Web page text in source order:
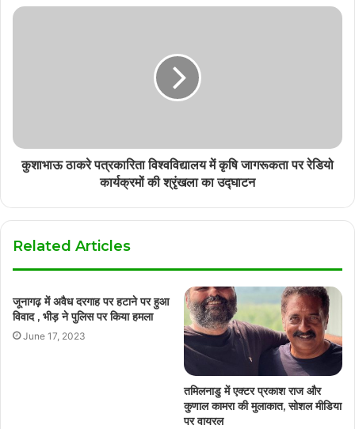
कुशाभाऊ ठाकरे पत्रकारिता विश्वविद्यालय में कृषि जागरूकता पर रेडियो
कार्यक्रमों की श्रृंखला का उद्घाटन
Related Articles
जूनागढ़ में अवैध दरगाह पर हटाने पर हुआ
विवाद , भीड़ ने पुलिस पर किया हमला
June 17, 2023
तमिलनाडु में एक्टर प्रकाश राज और
कुणाल कामरा की मुलाकात, सोशल मीडिया
पर वायरल